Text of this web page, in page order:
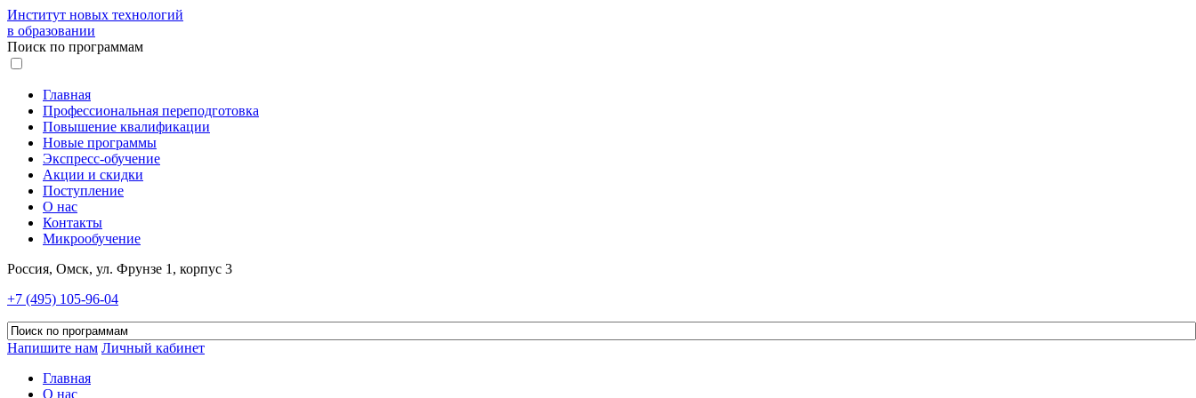
Институт новых технологий
в образовании
Поиск по программам
Главная
Профессиональная переподготовка
Повышение квалификации
Новые программы
Экспресс-обучение
Акции и скидки
Поступление
О нас
Контакты
Микрообучение
Россия, Омск, ул. Фрунзе 1, корпус 3
+7 (495) 105-96-04
Напишите нам Личный кабинет
Главная
О нас